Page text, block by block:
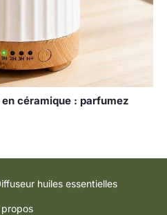
céramique : parfumez
huiles essentielles
propos